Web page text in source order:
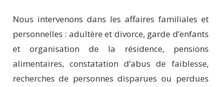
Nous intervenons dans les affaires familiales et
personnelles : adultère et divorce, garde d’enfants
et organisation de la résidence, pensions
alimentaires, constatation d’abus de faiblesse,
recherches de personnes disparues ou perdues